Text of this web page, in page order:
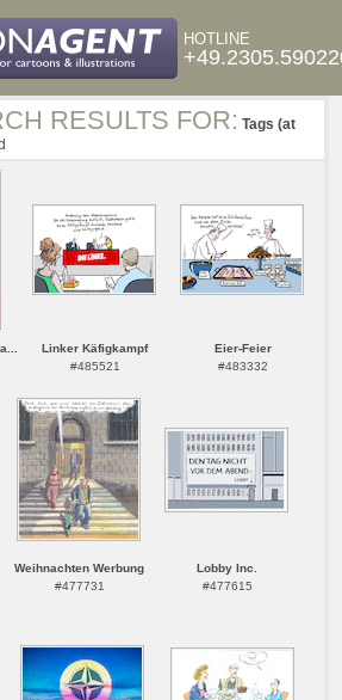
HOTLINE
RESULTS FOR: Tags (at
Linker Käfigkampf
#485521
Eier-Feier
#483332
Weihnachten Werbung
#477731
Lobby Inc.
#477615